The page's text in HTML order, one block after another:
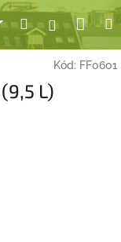
Hľadať
Kód: FF0601
L)